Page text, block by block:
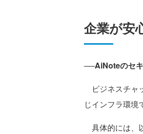
企業が安
──AiNoteのセキ
ビジネスチャ
じインフラ環境
具体的には、